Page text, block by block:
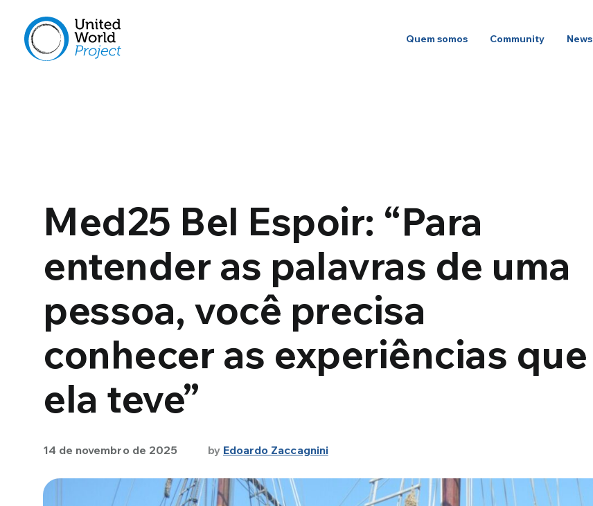
Quem somos Community News
Med25 Bel Espoir: “Para
entender as palavras de uma
pessoa, você precisa
conhecer as experiências que
ela teve”
14 de novembro de 2025 by Edoardo Zaccagnini